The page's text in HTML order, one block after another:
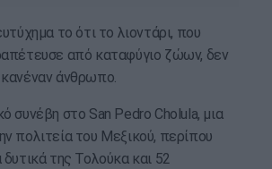
το ότι το λιοντάρι, που
από καταφύγιο ζώων, δεν
άνθρωπο.
συνέβη στο San Pedro Cholula, μια
πολιτεία του Μεξικού, περίπου
δυτικά της Τολούκα και 52